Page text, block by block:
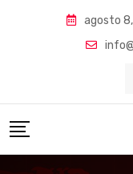
agosto